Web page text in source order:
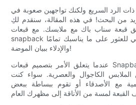
الرد السريع ولكنك تواجهين صعوبة في
من البحث! في هذه المقالة، سنقدم لكِ
قبعة سناب باك مع ملابسك. مع قبعات
snapback للبيع، الآن هو الوقت المثالي للعثور على ما يناسبك تمامًا
والإدلاء ببيان الموضة!
عندما يتعلق الأمر بتصميم قبعات Snapback، فإن الأمر كله يتعلق
الملابس الكاجوال والعصرية. سواء كنت
مع الأصدقاء أو تقوم ببساطة ببعض